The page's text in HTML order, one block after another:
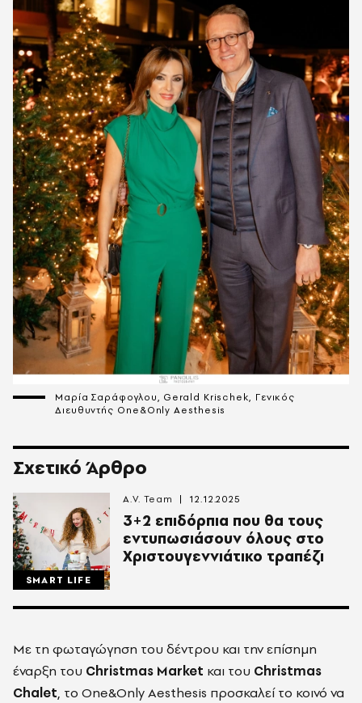
Μαρία Σαράφογλου, Gerald Krischek, Γενικός
Διευθυντής One&Only Aesthesis
Σχετικό Άρθρο
SMART LIFE
3+2 επιδόρπια που θα τους
εντυπωσιάσουν όλους στο
Χριστουγεννιάτικο τραπέζι
A.V. Team 12.12.2025
Με τη φωταγώγηση του δέντρου και την επίσημη
έναρξη του Christmas Market και του Christmas
Chalet, το One&Only Aesthesis προσκαλεί το κοινό να